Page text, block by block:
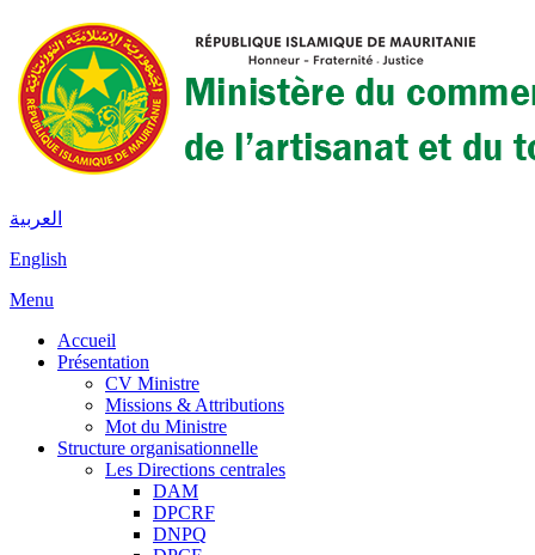
العربية
English
Menu
Accueil
Présentation
CV Ministre
Missions & Attributions
Mot du Ministre
Structure organisationnelle
Les Directions centrales
DAM
DPCRF
DNPQ